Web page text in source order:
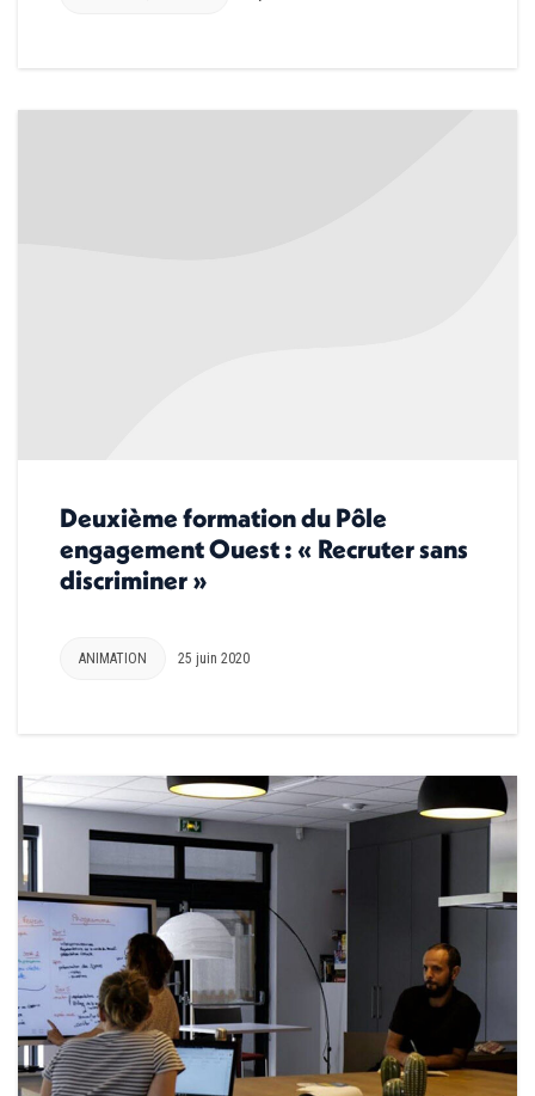
Deuxième formation du Pôle
engagement Ouest : « Recruter sans
discriminer »
ANIMATION 25 juin 2020